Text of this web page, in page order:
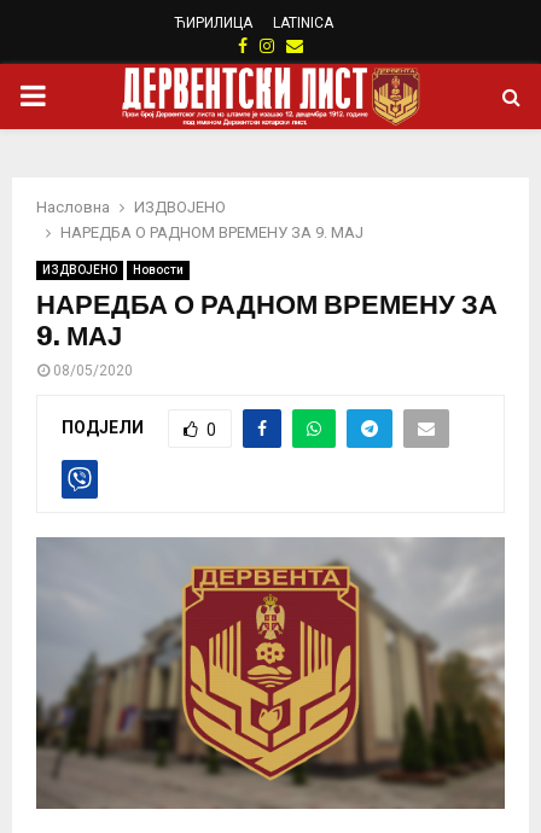
ЋИРИЛИЦА LATINICA
Facebook
Instagram
Email
PRIMARY
Насловна
ИЗДВОЈЕНО
НАРЕДБА О РАДНОМ ВРЕМЕНУ ЗА 9. МАЈ
ИЗДВОЈЕНО Новости
НАРЕДБА О РАДНОМ ВРЕМЕНУ ЗА
9. МАЈ
08/05/2020
ПОДЈЕЛИ 0